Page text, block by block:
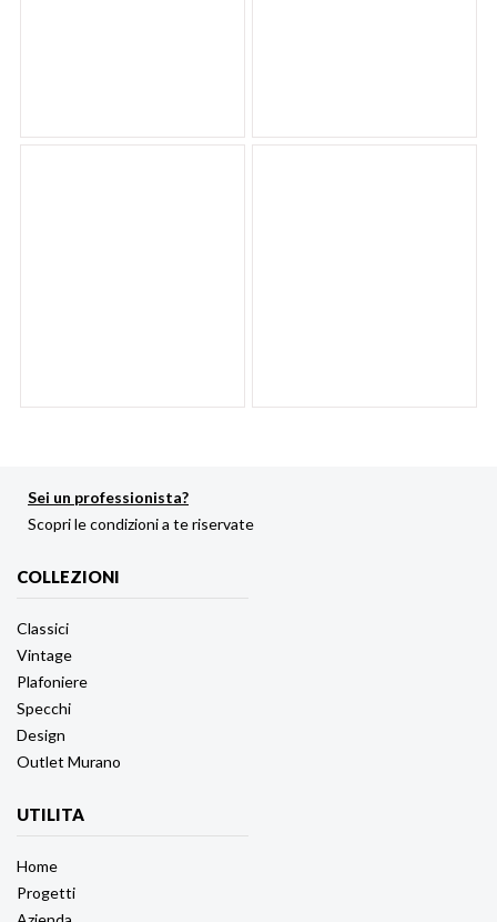
Sei un professionista?
Scopri le condizioni a te riservate
COLLEZIONI
Classici
Vintage
Plafoniere
Specchi
Design
Outlet Murano
UTILITA
Home
Progetti